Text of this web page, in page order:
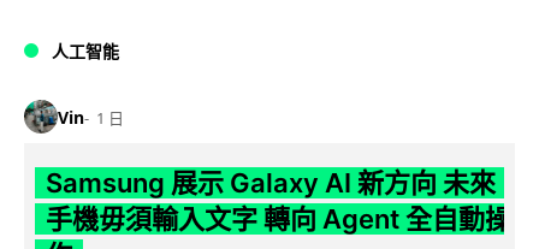
人工智能
Vin 1 日
Samsung 展示 Galaxy AI 新方向 未來
手機毋須輸入文字 轉向 Agent 全自動操